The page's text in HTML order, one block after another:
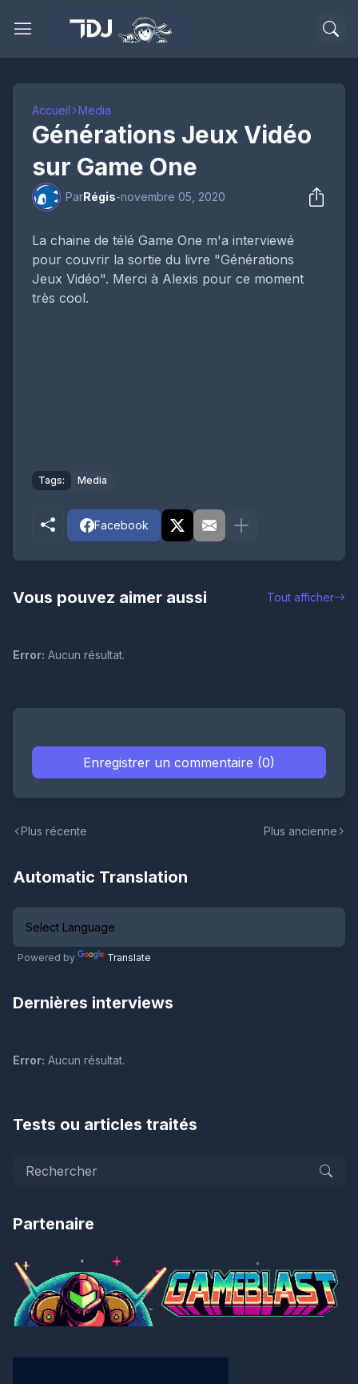
Accueil Media
Générations Jeux Vidéo
sur Game One
ParRégis-novembre 05, 2020
La chaine de télé Game One m'a interviewé
pour couvrir la sortie du livre "Générations
Jeux Vidéo". Merci à Alexis pour ce moment
très cool.
Tags: Media
Facebook
Vous pouvez aimer aussi Tout afficher
Error: Aucun résultat.
Enregistrer un commentaire (0)
Plus récente Plus ancienne
Automatic Translation
Powered by Translate
Dernières interviews
Error: Aucun résultat.
Tests ou articles traités
Partenaire